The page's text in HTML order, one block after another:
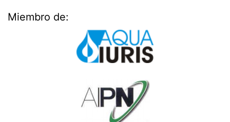
Miembro de: